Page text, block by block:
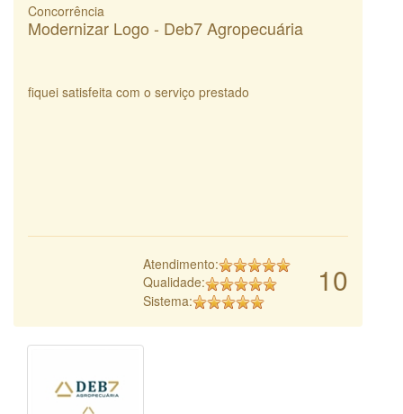
Concorrência
Modernizar Logo - Deb7 Agropecuária
fiquei satisfeita com o serviço prestado
10
Atendimento:
Qualidade:
Sistema: